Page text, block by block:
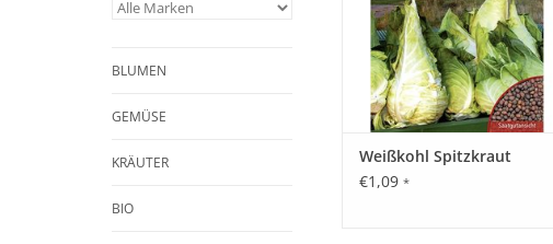
BLUMEN
GEMÜSE
KRÄUTER
BIO
geeignet
ZUM WARENKORB HINZUFÜGEN
Weißkohl Spitzkraut
€1,09 *